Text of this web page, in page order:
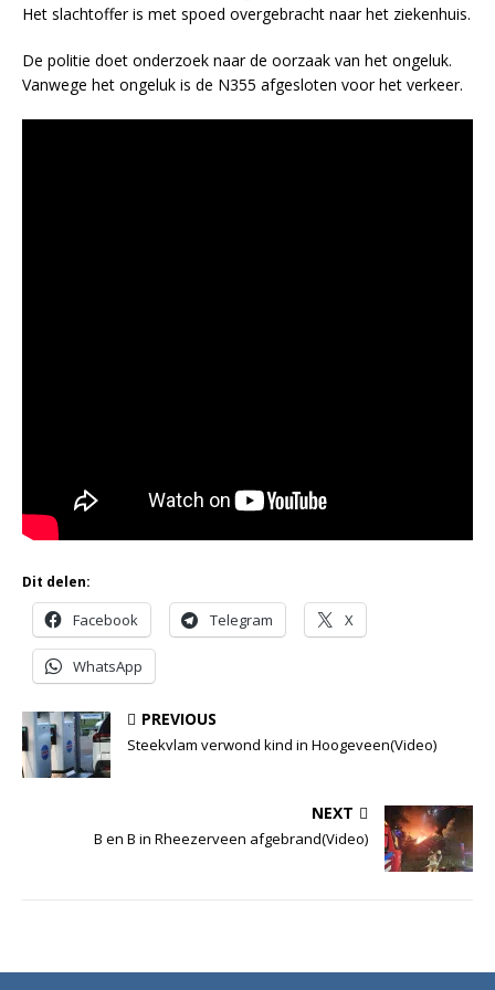
Het slachtoffer is met spoed overgebracht naar het ziekenhuis.
De politie doet onderzoek naar de oorzaak van het ongeluk.
Vanwege het ongeluk is de N355 afgesloten voor het verkeer.
Dit delen:
Facebook Telegram X
WhatsApp
PREVIOUS
Steekvlam verwond kind in Hoogeveen(Video)
NEXT
B en B in Rheezerveen afgebrand(Video)